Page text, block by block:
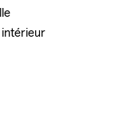
intérieur
intérieur